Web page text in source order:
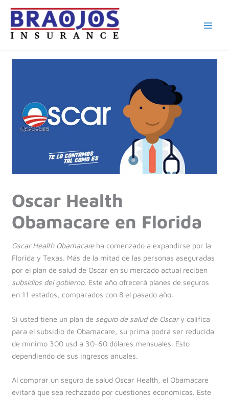
contenido
Oscar Health
Obamacare en Florida
Oscar Health Obamacareha comenzado a expandirse por la
Florida y Texas. Más de la mitad de las personas aseguradas
por el plan de salud de Oscar en su mercado actual reciben
subsidios del gobierno. Este año ofrecerá planes de seguros
en 11 estados, comparados con 8 el pasado año.
Si usted tiene un plan de seguro de salud de Oscary califica
para el subsidio de Obamacare, su prima podrá ser reducida
de mínimo 300 usd a 30-60 dólares mensuales. Esto
dependiendo de sus ingresos anuales.
Al comprar un seguro de salud Oscar Health, el Obamacare
evitará que sea rechazado por cuestiones económicas. Este